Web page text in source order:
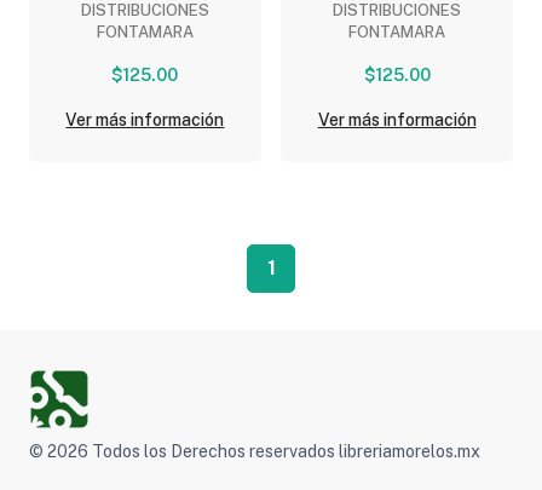
DISTRIBUCIONES
FONTAMARA
$125.00
Ver más información
DISTRIBUCIONES
FONTAMARA
$125.00
Ver más información
1
© 2026 Todos los Derechos reservados libreriamorelos.mx